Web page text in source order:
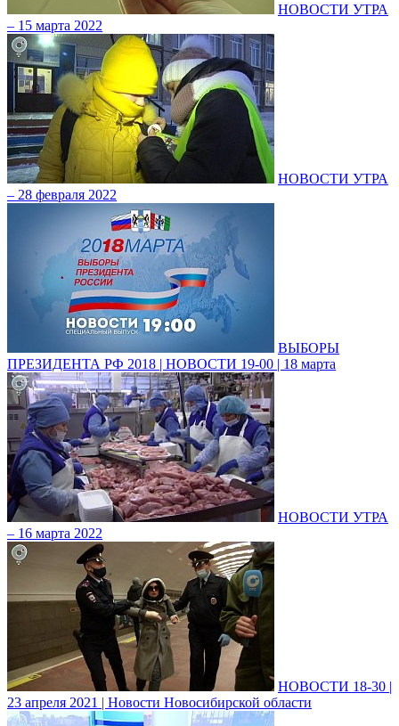
НОВОСТИ УТРА
– 15 марта 2022
НОВОСТИ УТРА
– 28 февраля 2022
ВЫБОРЫ
ПРЕЗИДЕНТА РФ 2018 | НОВОСТИ 19-00 | 18 марта
НОВОСТИ УТРА
– 16 марта 2022
НОВОСТИ 18-30 |
23 апреля 2021 | Новости Новосибирской области